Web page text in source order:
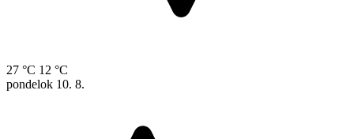
27 °C 12 °C
pondelok 10. 8.